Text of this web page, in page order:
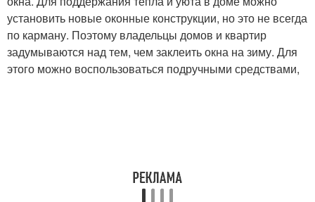
установить новые оконные конструкции, но это не всегда
по карману. Поэтому владельцы домов и квартир
задумываются над тем, чем заклеить окна на зиму. Для
этого можно воспользоваться подручными средствами,